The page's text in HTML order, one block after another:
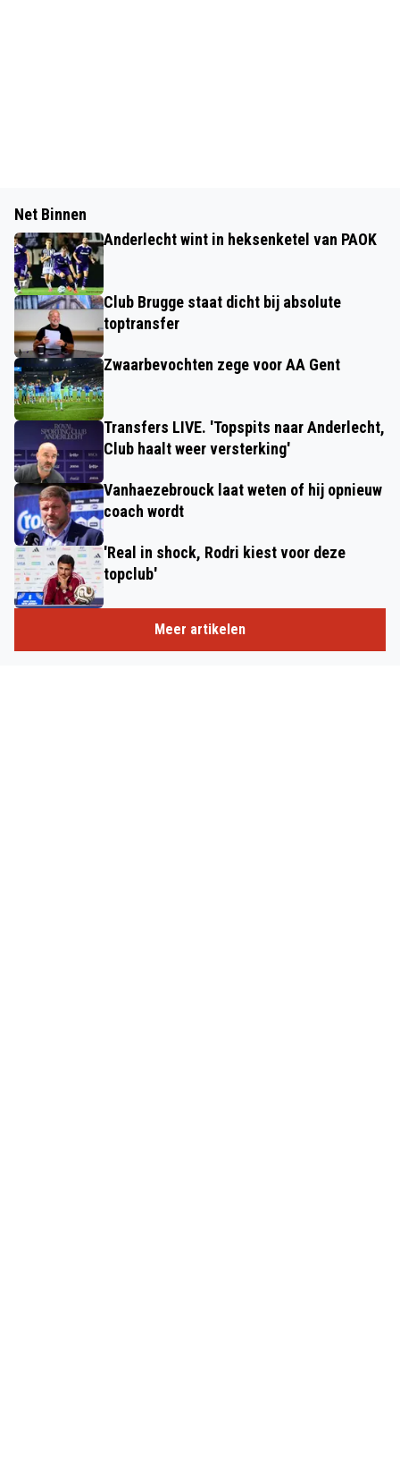
Net Binnen
Anderlecht wint in heksenketel van PAOK
Club Brugge staat dicht bij absolute
toptransfer
Zwaarbevochten zege voor AA Gent
Transfers LIVE. 'Topspits naar Anderlecht,
Club haalt weer versterking'
Vanhaezebrouck laat weten of hij opnieuw
coach wordt
'Real in shock, Rodri kiest voor deze
topclub'
Meer artikelen